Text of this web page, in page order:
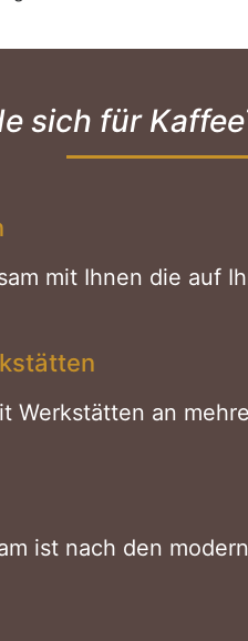
sich für
mit Ihnen die auf
Werkstätten an
ist nach den